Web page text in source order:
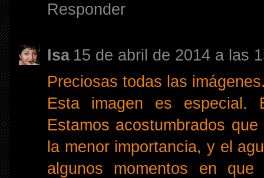
Responder
Isa 15 de abril de 2014 a las
Preciosas todas las
Esta imagen es especial.
Estamos acostumbrados
la menor importancia, y el
algunos momentos en que